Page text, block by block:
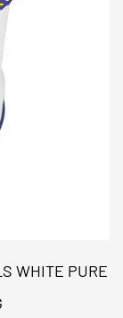
WHITE PURE